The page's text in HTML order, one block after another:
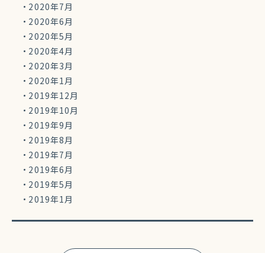
2020年7月
2020年6月
2020年5月
2020年4月
2020年3月
2020年1月
2019年12月
2019年10月
2019年9月
2019年8月
2019年7月
2019年6月
2019年5月
2019年1月